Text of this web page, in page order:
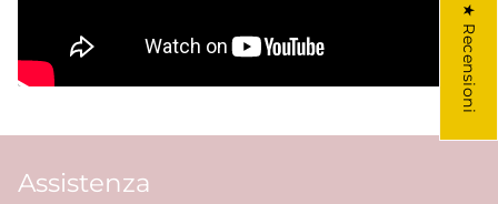
Assistenza
★ Recensioni